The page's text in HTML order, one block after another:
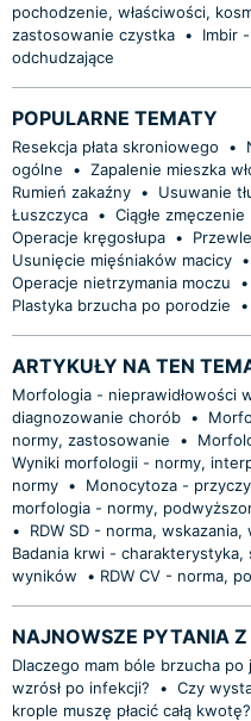
pochodzenie, właściwości,
zastosowanie czystka •
Imbir
odchudzające
POPULARNE TEMATY
Resekcja płata skroniowego •
ogólne
• Zapalenie mieszka
Rumień zakaźny • Usuwanie
Łuszczyca • Ciągłe zmęczenie
Operacje kręgosłupa •
Usunięcie mięśniaków macicy •
Operacje nietrzymania moczu
•
Plastyka brzucha po porodzie
•
ARTYKUŁY NA TEN
Morfologia - nieprawidłowości
diagnozowanie chorób •
normy, zastosowanie
•
Wyniki morfologii - normy,
normy • Monocytoza -
morfologia - normy,
•
RDW SD - norma,
Badania krwi -
wyników
• ​RDW CV - norma,
NAJNOWSZE PYTANIA
Dlaczego mam bóle brzucha po
wzrósł po infekcji?
• Czy
krople muszę płacić całą kwotę?